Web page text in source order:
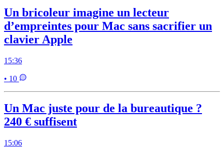
Un bricoleur imagine un lecteur
d’empreintes pour Mac sans sacrifier un
clavier Apple
15:36
• 10
Un Mac juste pour de la bureautique ?
240 € suffisent
15:06